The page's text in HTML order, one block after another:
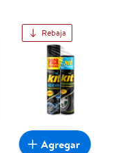
Rebaja
Agregar